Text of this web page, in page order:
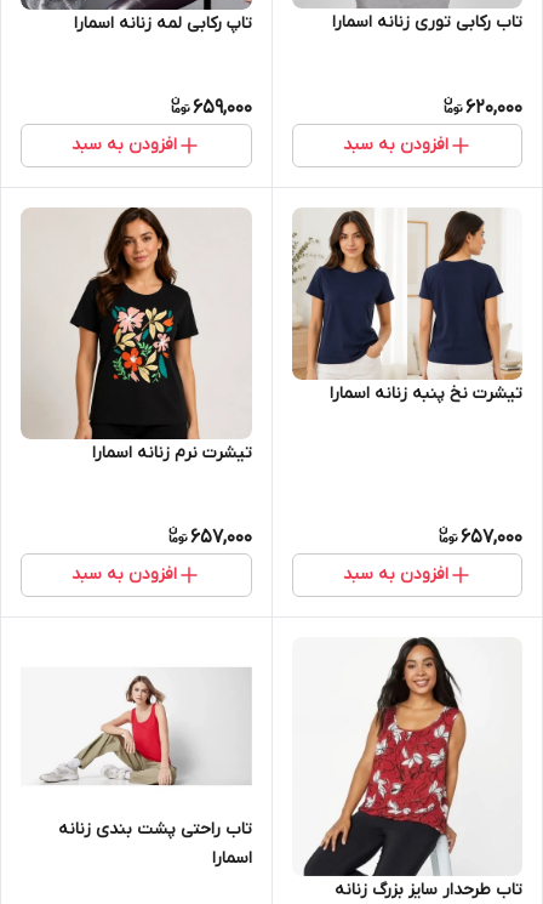
تاب رکابی توری زنانه اسمارا
620,000
افزودن به سبد
تاپ رکابی لمه زنانه اسمارا
659,000
افزودن به سبد
تیشرت نخ پنبه زنانه اسمارا
657,000
افزودن به سبد
تیشرت نرم زنانه اسمارا
657,000
افزودن به سبد
تاب طرحدار سایز بزرگ زنانه
تاب راحتی پشت بندی زنانه
اسمارا